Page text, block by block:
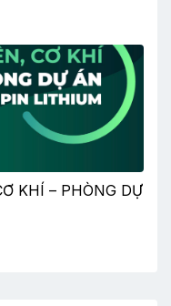
KHÍ – PHÒNG DỰ